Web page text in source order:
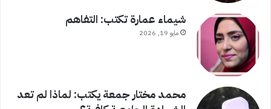
شيماء عمارة تكتب: التفاهم
مايو 19, 2026
محمد مختار جمعة يكتب: لماذا لم تعد